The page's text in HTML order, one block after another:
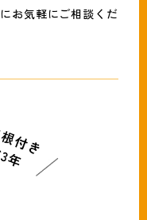
お気軽にご相談くだ